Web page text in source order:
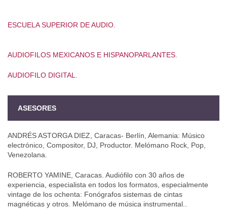
ESCUELA SUPERIOR DE AUDIO.
AUDIOFILOS MEXICANOS E HISPANOPARLANTES.
AUDIOFILO DIGITAL.
ASESORES
ANDRÉS ASTORGA DIEZ, Caracas- Berlín, Alemania: Músico
electrónico, Compositor, DJ, Productor. Melómano Rock, Pop,
Venezolana.
ROBERTO YAMINE, Caracas. Audiófilo con 30 años de
experiencia, especialista en todos los formatos, especialmente
vintage de los ochenta: Fonógrafos sistemas de cintas
magnéticas y otros. Melómano de música instrumental..